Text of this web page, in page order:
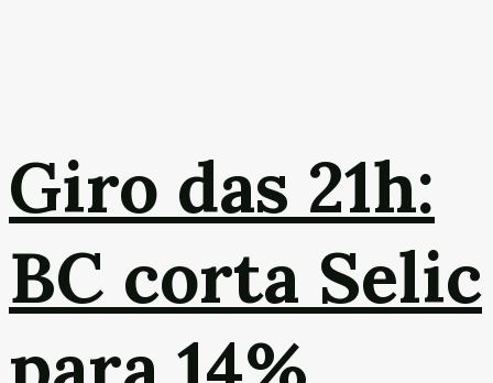
Giro das 21h:
BC corta Selic